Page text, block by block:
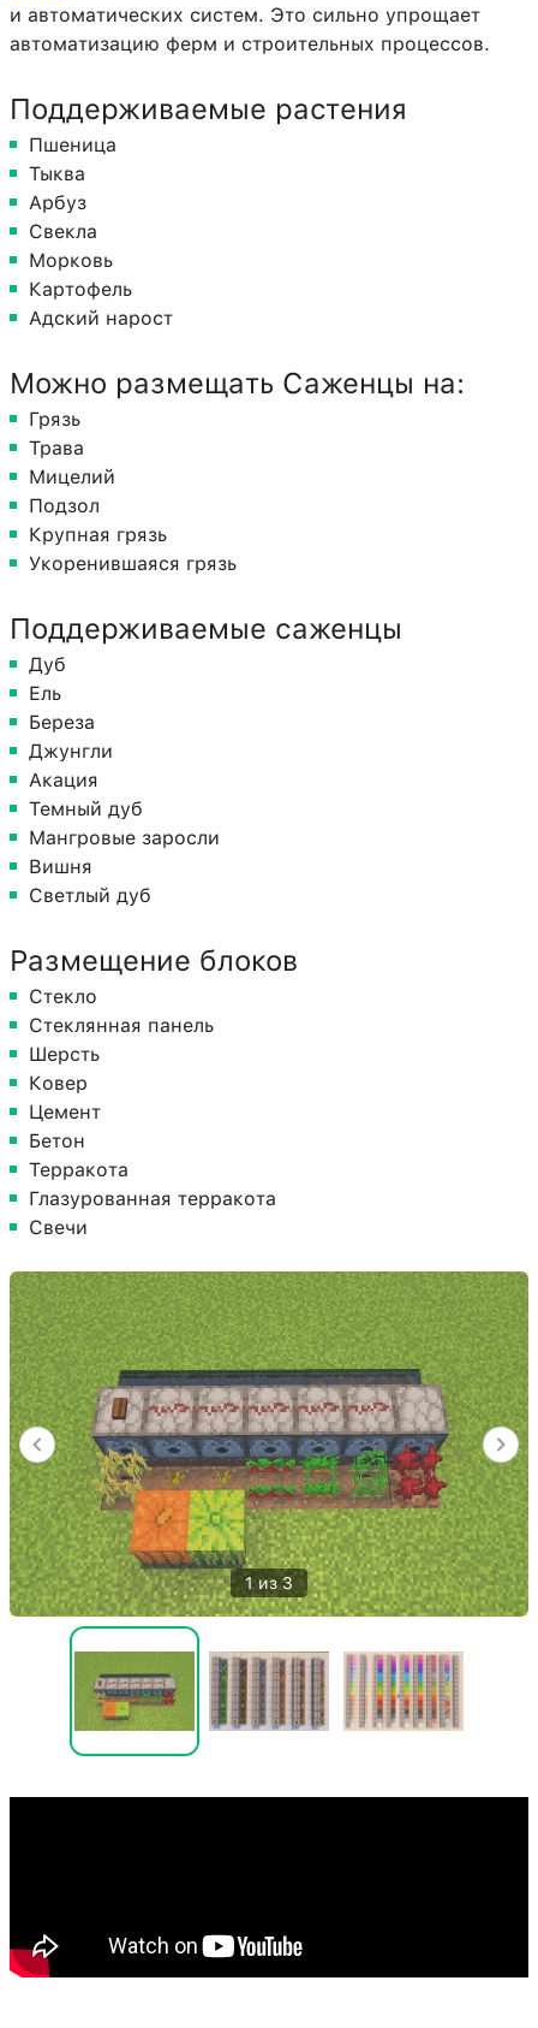
и автоматических систем. Это сильно упрощает
автоматизацию ферм и строительных процессов.
Поддерживаемые растения
Пшеница
Тыква
Арбуз
Свекла
Морковь
Картофель
Адский нарост
Можно размещать Саженцы на:
Грязь
Трава
Мицелий
Подзол
Крупная грязь
Укоренившаяся грязь
Поддерживаемые саженцы
Дуб
Ель
Береза
Джунгли
Акация
Темный дуб
Мангровые заросли
Вишня
Светлый дуб
Размещение блоков
Стекло
Стеклянная панель
Шерсть
Ковер
Цемент
Бетон
Терракота
Глазурованная терракота
Свечи
1 из 3